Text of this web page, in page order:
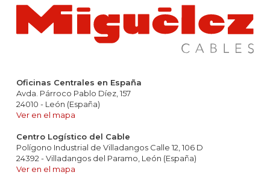
Oficinas Centrales en España
Avda. Párroco Pablo Díez, 157
24010 - León (España)
Ver en el mapa
Centro Logístico del Cable
Polígono Industrial de Villadangos Calle 12, 106 D
24392 - Villadangos del Paramo, León (España)
Ver en el mapa